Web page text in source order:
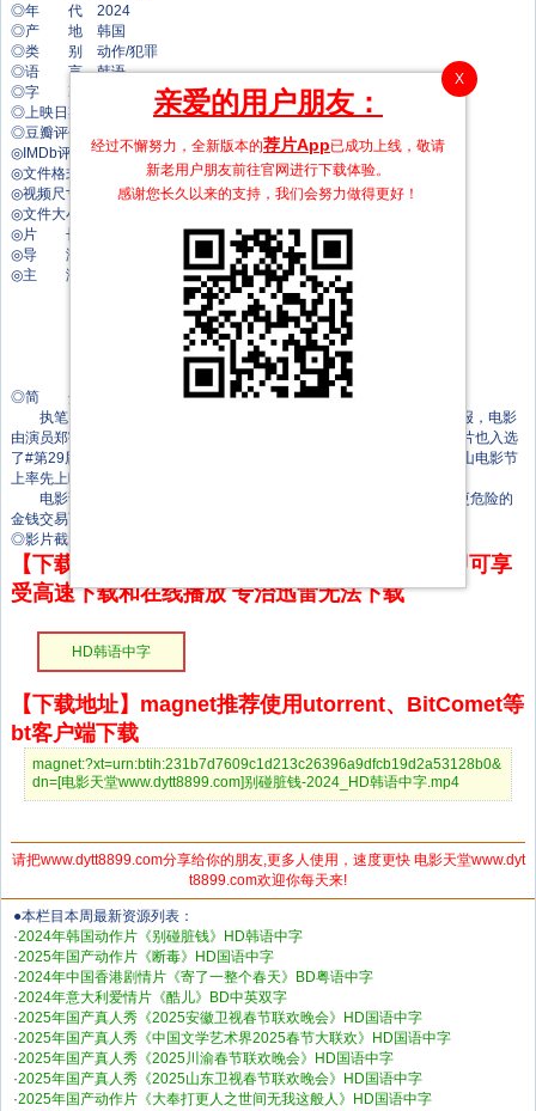
◎年 代 2024
◎产 地 韩国
◎类 别 动作/犯罪
◎语 言 韩语
◎字 幕 中文字幕
◎上映日期 2024-10-03(釜山电影节)/2024-10-17(韩国)
◎豆瓣评分 5.6/10 from 137 users
◎IMDb评分 5.4/10 from 74 users
◎文件格式 x264 + ACC
◎视频尺寸 1920 x 1080
◎文件大小 2323 MB
◎片 长 100 Mins
◎导 演 김민수
◎主 演 正宇
◎简 介
执笔《不汗党 》金民秀编剧的导演处女作《别碰脏钱》公开预告海报，电影
由演员郑宇、金大明、朴炳恩主演。电影将于10月17日在韩国上映。本片也入选
了#第29届釜山国际电影节#的“韩国电影的今天-特别首映”单元，将在釜山电影节
上率先上映。
电影讲述了把搜查和收钱当副业亲如兄弟的两位刑警，遇上更巨额更危险的
金钱交易而引发的事件。
◎影片截图
【下载地址】本站专属下载器：点击下方链接 即可享
受高速下载和在线播放 专治迅雷无法下载
HD韩语中字
【下载地址】magnet推荐使用utorrent、BitComet等
bt客户端下载
magnet:?xt=urn:btih:231b7d7609c1d213c26396a9dfcb19d2a53128b0&
dn=[电影天堂www.dytt8899.com]别碰脏钱-2024_HD韩语中字.mp4
请把www.dytt8899.com分享给你的朋友,更多人使用，速度更快 电影天堂www.dyt
t8899.com欢迎你每天来!
●本栏目本周最新资源列表：
·2024年韩国动作片《别碰脏钱》HD韩语中字
·2025年国产动作片《断毒》HD国语中字
·2024年中国香港剧情片《寄了一整个春天》BD粤语中字
·2024年意大利爱情片《酷儿》BD中英双字
·2025年国产真人秀《2025安徽卫视春节联欢晚会》HD国语中字
·2025年国产真人秀《中国文学艺术界2025春节大联欢》HD国语中字
·2025年国产真人秀《2025川渝春节联欢晚会》HD国语中字
·2025年国产真人秀《2025山东卫视春节联欢晚会》HD国语中字
·2025年国产动作片《大奉打更人之世间无我这般人》HD国语中字
X
亲爱的用户朋友：
经过不懈努力，全新版本的荐片App已成功上线，敬请
新老用户朋友前往官网进行下载体验。
感谢您长久以来的支持，我们会努力做得更好！